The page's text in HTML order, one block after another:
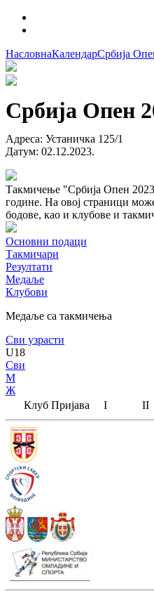
НасловнаКалендарСрбија
Србија Опен
Адреса: Устаничка 125/1
Датум: 02.12.2023.
Такмичење "Србија Опен
године. На овој страници
бодове, као и клубове и
Основни подаци
Такмичари
Резултати
Медаље
Клубови
Медаље са такмичења
Сви узрасти
U18
Сви
М
Ж
Клуб Пријава I II